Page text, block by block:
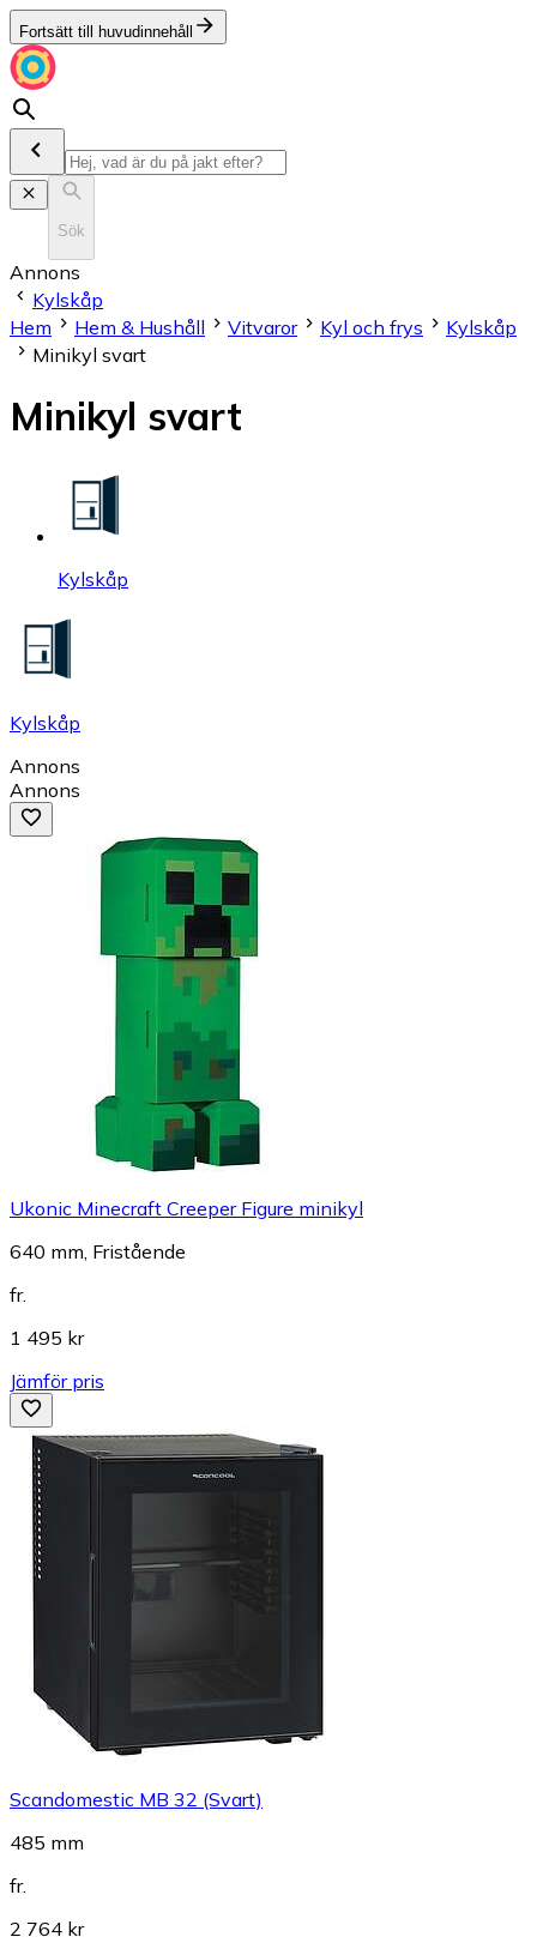
Fortsätt till huvudinnehåll
Sök
Annons
Kylskåp
Hem
Hem & Hushåll Vitvaror Kyl och frys
Kylskåp
Minikyl svart
Minikyl svart
Kylskåp
Kylskåp
Annons
Annons
Ukonic Minecraft Creeper Figure minikyl
640 mm, Fristående
fr.
1 495 kr
Jämför pris
Scandomestic MB 32 (Svart)
485 mm
fr.
2 764 kr